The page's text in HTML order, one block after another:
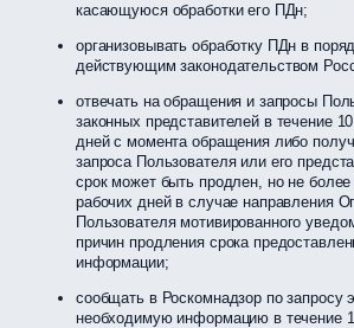
касающуюся обработки его ПДн;
организовывать обработку ПДн в
действующим законодательством
отвечать на обращения и запросы
законных представителей в течение
дней с момента обращения либо
запроса Пользователя или его
срок может быть продлен, но не
рабочих дней в случае направления
Пользователя мотивированного
причин продления срока
информации;
сообщать в Роскомнадзор по запросу
необходимую информацию в течение